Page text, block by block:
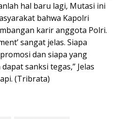
hal baru lagi, Mutasi ini
bahwa Kapolri
karir anggota Polri.
sangat jelas. Siapa
dan siapa yang
sanksi tegas,” Jelas
(Tribrata)